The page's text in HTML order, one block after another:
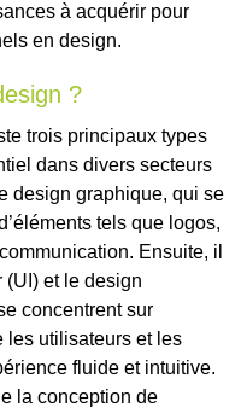
à acquérir pour
en design.
?
trois principaux types
dans divers secteurs
design graphique, qui se
tels que logos,
Ensuite, il
(UI) et le design
concentrent sur
les utilisateurs et les
fluide et intuitive.
la conception de